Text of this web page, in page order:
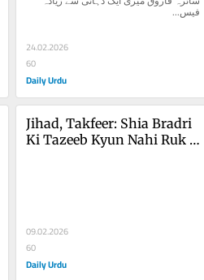
فیس...
24.02.2026
60
Daily Urdu
Jihad, Takfeer: Shia Bradri
Ki Tazeeb Kyun Nahi Ruk
09.02.2026
60
Daily Urdu